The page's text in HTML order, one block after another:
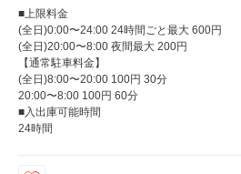
■上限料金
(全日)0:00〜24:00 24時間ごと最大 600円
(全日)20:00〜8:00 夜間最大 200円
【通常駐車料金】
(全日)8:00〜20:00 100円 30分
20:00〜8:00 100円 60分
■入出庫可能時間
24時間